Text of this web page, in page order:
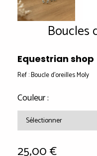
Boucles
Equestrian shop
Ref :Boucle d'oreilles Moly
Couleur :
25,00€